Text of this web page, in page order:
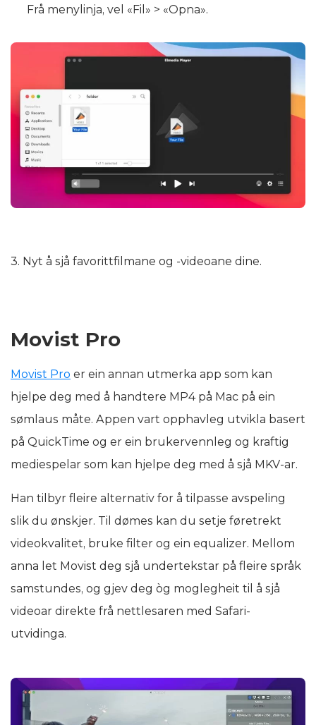
Frå menylinja, vel «Fil» > «Opna».
3. Nyt å sjå favorittfilmane og -videoane dine.
Movist Pro
Movist Pro er ein annan utmerka app som kan
hjelpe deg med å handtere MP4 på Mac på ein
sømlaus måte. Appen vart opphavleg utvikla basert
på QuickTime og er ein brukervennleg og kraftig
mediespelar som kan hjelpe deg med å sjå MKV-ar.
Han tilbyr fleire alternativ for å tilpasse avspeling
slik du ønskjer. Til dømes kan du setje føretrekt
videokvalitet, bruke filter og ein equalizer. Mellom
anna let Movist deg sjå undertekstar på fleire språk
samstundes, og gjev deg òg moglegheit til å sjå
videoar direkte frå nettlesaren med Safari-
utvidinga.